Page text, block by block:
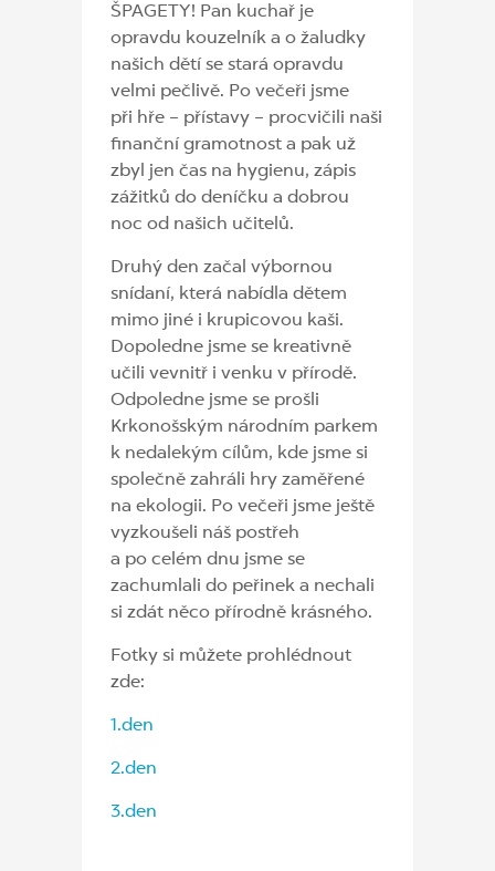
ŠPAGETY! Pan kuchař je
opravdu kouzelník a o žaludky
našich dětí se stará opravdu
velmi pečlivě. Po večeři jsme
při hře – přístavy – procvičili naši
finanční gramotnost a pak už
zbyl jen čas na hygienu, zápis
zážitků do deníčku a dobrou
noc od našich učitelů.
Druhý den začal výbornou
snídaní, která nabídla dětem
mimo jiné i krupicovou kaši.
Dopoledne jsme se kreativně
učili vevnitř i venku v přírodě.
Odpoledne jsme se prošli
Krkonošským národním parkem
k nedalekým cílům, kde jsme si
společně zahráli hry zaměřené
na ekologii. Po večeři jsme ještě
vyzkoušeli náš postřeh
a po celém dnu jsme se
zachumlali do peřinek a nechali
si zdát něco přírodně krásného.
Fotky si můžete prohlédnout
zde:
1.den
2.den
3.den